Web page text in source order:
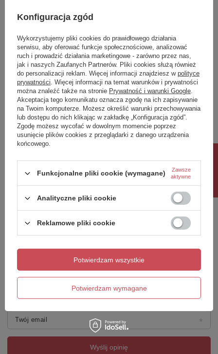
kWh/1000h
Potrzebujesz pomocy? Masz pytania?
Zadaj pytanie a my odpowiemy niezwłocznie,
najciekawsze pytania i odpowiedzi publikując
dla innych.
Zadaj pytanie
Napisz swoją opinię
Twoja ocena:
Twój email
Wyślij opinię
Konfiguracja zgód
Wykorzystujemy pliki cookies do prawidłowego działania
serwisu, aby oferować funkcje społecznościowe, analizować
ruch i prowadzić działania marketingowe - zarówno przez nas,
jak i naszych Zaufanych Partnerów. Pliki cookies służą również
do personalizacji reklam. Więcej informacji znajdziesz w polityce
prywatności . Więcej informacji na temat warunków i prywatności
można znaleźć także na stronie Prywatność i warunki Google
Akceptacja tego komunikatu oznacza zgodę na ich zapisywanie
na Twoim komputerze. Możesz określić warunki przechowywania
lub dostępu do nich klikając w zakładkę „Konfiguracja zgód”.
Zgodę możesz wycofać w dowolnym momencie poprzez
usunięcie plików cookies z przeglądarki z danego urządzenia
końcowego.
Funkcjonalne pliki cookie (wymagane)
Zawsze
aktywne
Analityczne pliki cookie
Reklamowe pliki cookie
Potwierdzam wymagane
Potwierdzam wszystkie